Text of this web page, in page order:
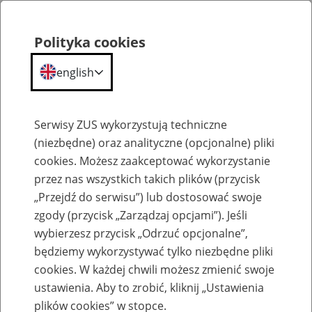
Komunikaty
Ograniczenia w dostępie do aplikacji
mobilnych mZUS i mZUS dla Lekarza od 21
Polityka cookies
english
Serwisy ZUS wykorzystują techniczne
(niezbędne) oraz analityczne (opcjonalne) pliki
cookies. Możesz zaakceptować wykorzystanie
przez nas wszystkich takich plików (przycisk
„Przejdź do serwisu”) lub dostosować swoje
zgody (przycisk „Zarządzaj opcjami”). Jeśli
wybierzesz przycisk „Odrzuć opcjonalne”,
będziemy wykorzystywać tylko niezbędne pliki
cookies. W każdej chwili możesz zmienić swoje
ustawienia. Aby to zrobić, kliknij „Ustawienia
plików cookies” w stopce.